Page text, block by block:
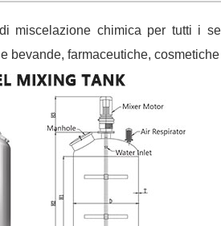
miscelazione chimica per tutti i
bevande, farmaceutiche,